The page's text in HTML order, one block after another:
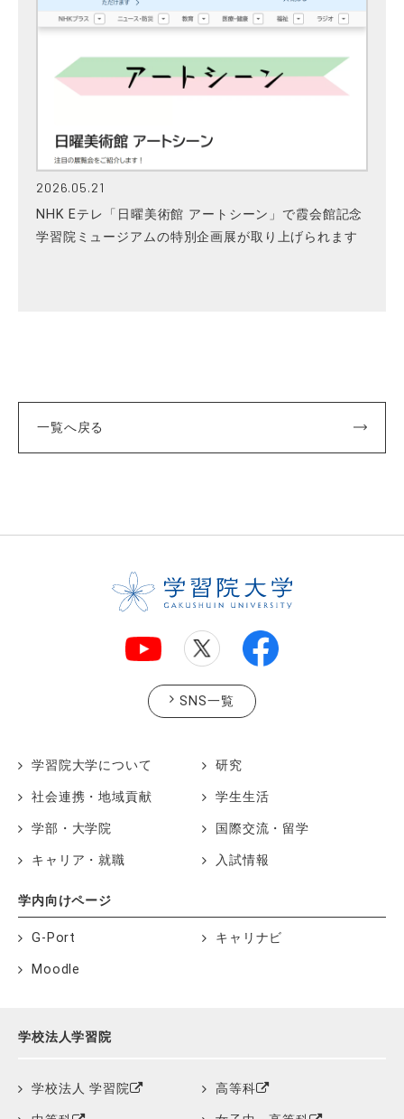
2026.05.21
NHK Eテレ「日曜美術館 アートシーン」で霞会館記念
学習院ミュージアムの特別企画展が取り上げられます
一覧へ戻る
SNS一覧
学習院大学について 研究
社会連携・地域貢献 学生生活
学部・大学院 国際交流・留学
キャリア・就職 入試情報
学内向けページ
G-Port キャリナビ
Moodle
学校法人学習院
学校法人 学習院 高等科